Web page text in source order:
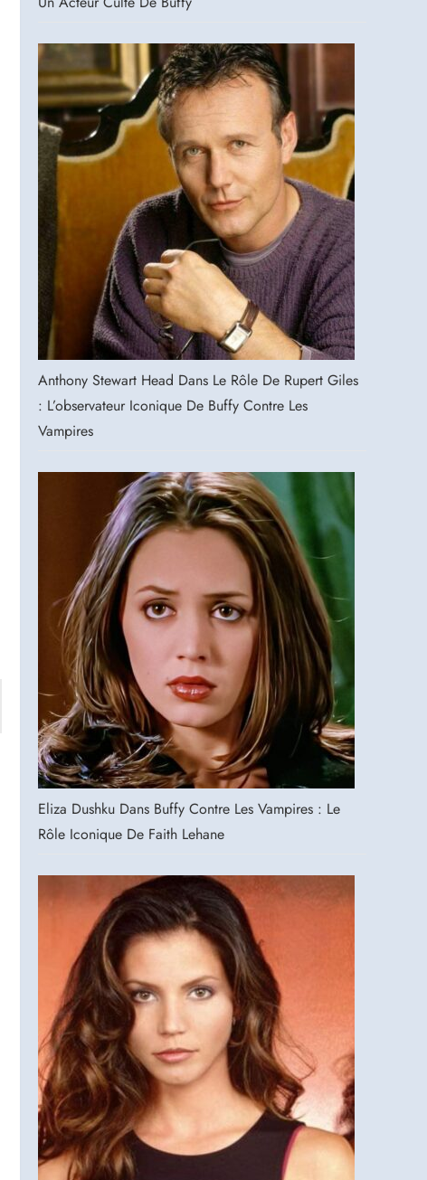
Anthony Stewart Head Dans Le Rôle De Rupert Giles
: L’observateur Iconique De Buffy Contre Les
Vampires
Eliza Dushku Dans Buffy Contre Les Vampires : Le
Rôle Iconique De Faith Lehane